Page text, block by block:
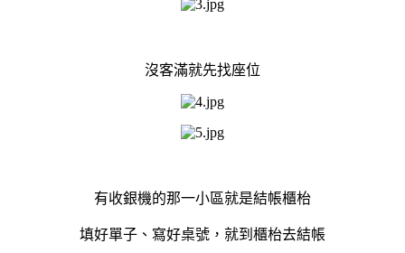
沒客滿就先找座位
有收銀機的那一小區就是結帳櫃枱
填好單子、寫好桌號，就到櫃枱去結帳